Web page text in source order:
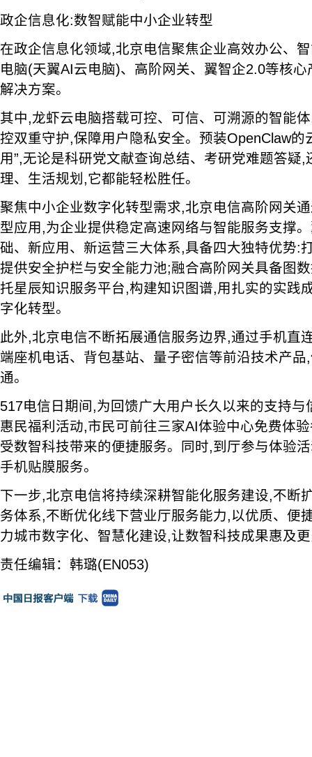
政企信息化:数智赋能中小企业转型
在政企信息化领域,北京电信聚焦企业高效办公、
电脑(天翼AI云电脑)、高阶网关、翼智企2.0等核
解决方案。
其中,龙虾云电脑搭载可控、可信、可溯源的智能
控双重守护,保障用户隐私安全。预装OpenClaw的
用”,无论是科研党文献查询总结、考研党难题答疑
理、生活规划,它都能轻松胜任。
聚焦中小企业数字化转型需求,北京电信高阶网关
型应用,为企业提供稳定高速网络与智能服务支撑
础、新应用、新运营三大体系,具备四大独特优势:
提供安全护栏与安全能力池;融合高阶网关具备图
托星辰知识服务平台,构建知识图谱,用扎实的实践
字化转型。
此外,北京电信不断拓展通信服务边界,通过手机直
端座机电话、背包基站、量子密信等前沿技术产
通。
517电信日期间,为回馈广大用户长久以来的支持
惠民福利活动,市民可前往三家AI体验中心免费体
受数智科技带来的便捷服务。同时,到厅参与体验
手机贴膜服务。
下一步,北京电信将持续深耕智能化服务建设,不断
务体系,不断优化线下营业厅服务能力,以优质、便
力城市数字化、智慧化建设,让数智科技成果惠及
责任编辑：韩璐(EN053)